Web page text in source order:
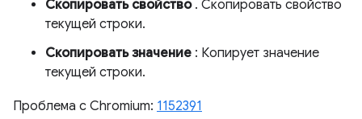
Скопировать свойство. Скопировать свойство
текущей строки.
Скопировать значение : Копирует значение
текущей строки.
Проблема с Chromium: 1152391